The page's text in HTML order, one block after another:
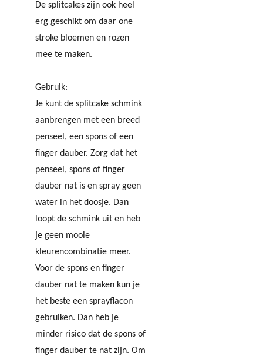
De splitcakes zijn ook heel
erg geschikt om daar one
stroke bloemen en rozen
mee te maken.
Gebruik:
Je kunt de splitcake schmink
aanbrengen met een breed
penseel, een spons of een
finger dauber. Zorg dat het
penseel, spons of finger
dauber nat is en spray geen
water in het doosje. Dan
loopt de schmink uit en heb
je geen mooie
kleurencombinatie meer.
Voor de spons en finger
dauber nat te maken kun je
het beste een sprayflacon
gebruiken. Dan heb je
minder risico dat de spons of
finger dauber te nat zijn. Om